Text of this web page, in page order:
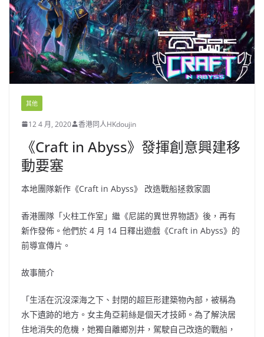
其他
12 4 月, 2020 香港同人HKdoujin
《Craft in Abyss》發揮創意興建移
動要塞
本地團隊新作《Craft in Abyss》 改造戰船拯救家園
香港團隊「火柱工作室」繼《尼諾的異世界物語》後，再有
新作發佈。他們於 4 月 14 日釋出遊戲《Craft in Abyss》的
前導宣傳片。
故事簡介
「生活在沉沒深海之下、封閉的超巨形建築物內部，被稱為
水下遺跡的地方。女主角亞莉絲是個天才技師。為了解決居
住地消失的危機，她獨自離鄉別井，駕駛自己改造的戰船，